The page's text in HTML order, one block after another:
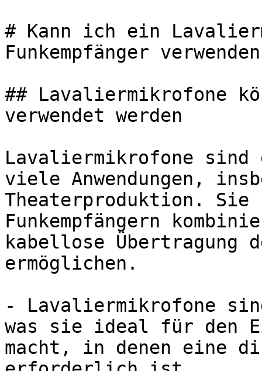
# Kann ich ein
Funkempfänger
## Lavaliermikrofone
verwendet werden
Lavaliermikrofone
viele Anwendungen,
Theaterproduktion. Sie
Funkempfängern
kabellose Übertragung
ermöglichen.
- Lavaliermikrofone
was sie ideal für den
macht, in denen eine